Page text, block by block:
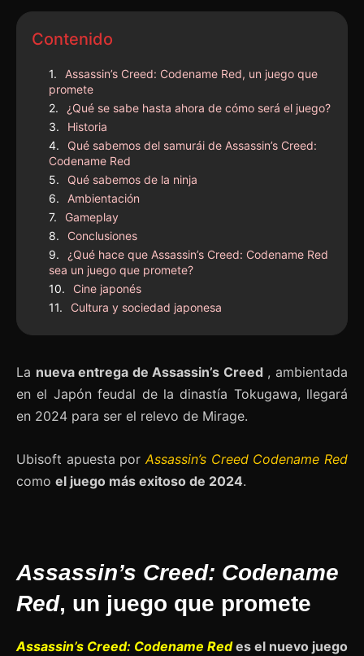
Contenido
Assassin’s Creed: Codename Red, un juego que
promete
¿Qué se sabe hasta ahora de cómo será el juego?
Historia
Qué sabemos del samurái de Assassin’s Creed:
Codename Red
Qué sabemos de la ninja
Ambientación
Gameplay
Conclusiones
¿Qué hace que Assassin’s Creed: Codename Red
sea un juego que promete?
Cine japonés
Cultura y sociedad japonesa
La nueva entrega de Assassin’s Creed , ambientada
en el Japón feudal de la dinastía Tokugawa, llegará
en 2024 para ser el relevo de Mirage.
Ubisoft apuesta por Assassin’s Creed Codename Red
como el juego más exitoso de 2024.
Assassin’s Creed: Codename
Red, un juego que promete
Assassin’s Creed: Codename Redes el nuevo juego